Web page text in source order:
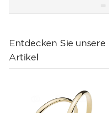
Entdecken Sie
Artikel